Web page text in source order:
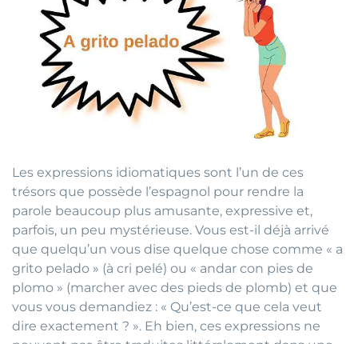
Les expressions idiomatiques sont l’un de ces
trésors que possède l’espagnol pour rendre la
parole beaucoup plus amusante, expressive et,
parfois, un peu mystérieuse. Vous est-il déjà arrivé
que quelqu’un vous dise quelque chose comme « a
grito pelado » (à cri pelé) ou « andar con pies de
plomo » (marcher avec des pieds de plomb) et que
vous vous demandiez : « Qu’est-ce que cela veut
dire exactement ? ». Eh bien, ces expressions ne